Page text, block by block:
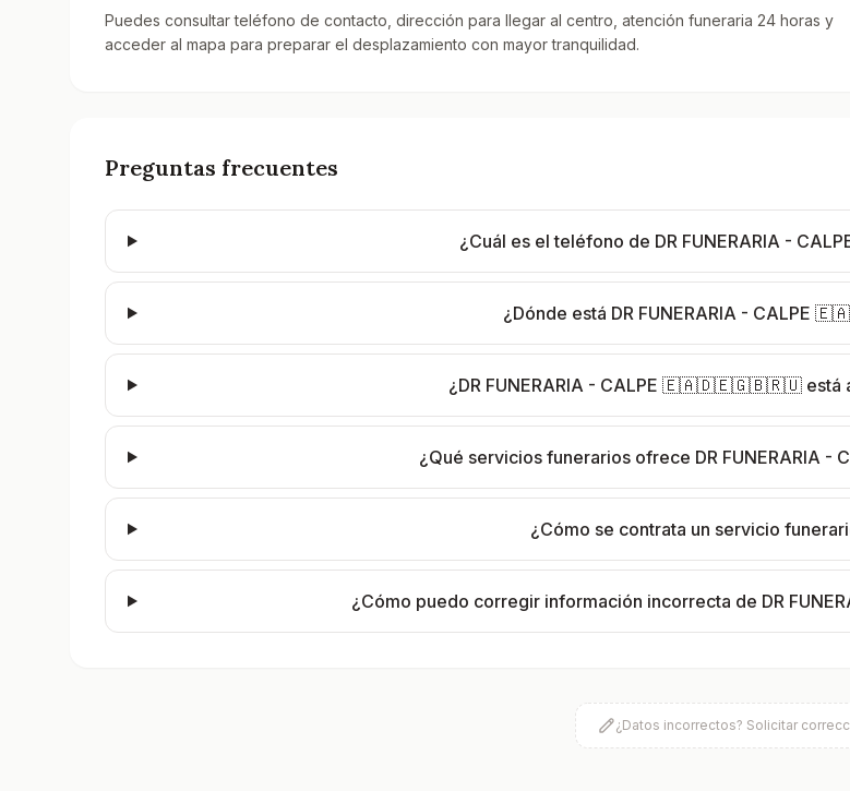
Puedes consultar teléfono de contacto, dirección para llegar al centro, atención funeraria 24 horas y
acceder al mapa para preparar el desplazamiento con mayor tranquilidad.
Preguntas frecuentes
¿Cuál es el teléfono de DR FUNERARIA -
¿Dónde está DR FUNERARIA -
¿DR FUNERARIA - CALPE 🇪🇦🇩🇪🇬🇧🇷🇺 está
¿Qué servicios funerarios ofrece DR
¿Cómo se contrata un servicio
¿Cómo puedo corregir información incorrecta de DR
¿Datos incorrectos? Solicitar